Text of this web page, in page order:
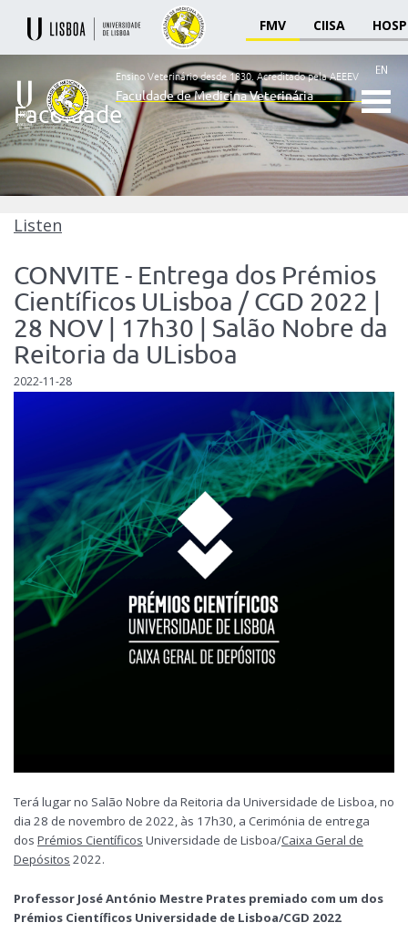
FMV CIISA
Ensino
Veterinário
desde
Faculdade
de
Veterinária
EN
Ensino Veterinário desde 1830.Acreditado pela AEEEV
Faculdade de Medicina Veterinária
Faculdade
Listen
CONVITE - Entrega dos Prémios
Científicos ULisboa / CGD 2022 |
28 NOV | 17h30 | Salão Nobre da
Reitoria da ULisboa
2022-11-28
Terá lugar no Salão Nobre da Reitoria da Universidade de Lisboa, no
dia 28 de novembro de 2022, às 17h30, a Cerimónia de entrega
dos Prémios Científicos Universidade de Lisboa/Caixa Geral de
Depósitos 2022.
Professor José António Mestre Prates premiado com um dos
Prémios Científicos Universidade de Lisboa/CGD 2022